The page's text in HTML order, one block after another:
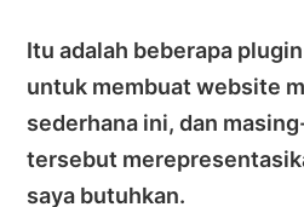
Itu adalah beberapa
untuk membuat website
sederhana ini, dan
tersebut
saya butuhkan.